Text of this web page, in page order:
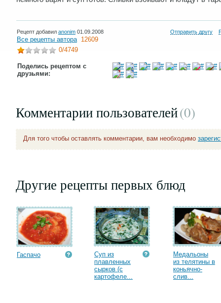
Рецепт добавил anonim 01.09.2008 Отправить другу
Все рецепты автора 12609
0/4749
Поделись рецептом с
друзьями:
Комментарии пользователей(0)
Для того чтобы оставлять комментарии, вам необходимо
Другие рецепты первых блюд
Гаспачо
Суп из
плавленных
сырков (с
картофеле...
Медальоны
из телятины в
коньячно-
слив...